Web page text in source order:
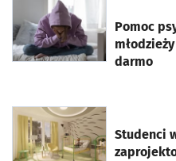
Pomoc
darmo
otworzy się w nowej karcie
Studenci
otworzy się w nowej karcie